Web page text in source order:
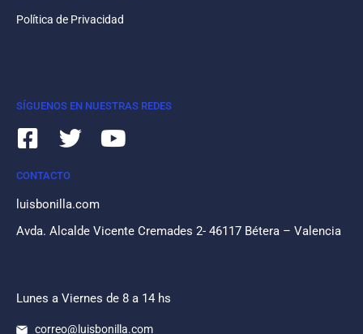
Política de Privacidad
SÍGUENOS EN NUESTRAS REDES
CONTACTO
luisbonilla.com
Avda. Alcalde Vicente Cremades 2- 46117 Bétera – Valencia
Lunes a Viernes de 8 a 14 hs
correo@luisbonilla.com